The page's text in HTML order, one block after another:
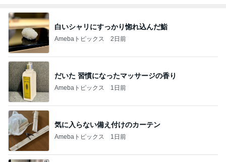
白いシャリにすっかり惚れ込んだ鮨
Amebaトピックス 2日前
だいた 習慣になったマッサージの香り
Amebaトピックス 1日前
気に入らない備え付けのカーテン
Amebaトピックス 1日前